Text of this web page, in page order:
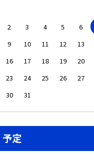
2
3 4 5 6
9
10 11 12 13
16
17 18 19 20
23
24 25 26 27
30
31
予定